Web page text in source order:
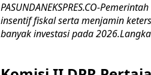
PASUNDANEKSPRES.CO-
insentif fiskal serta menjamin
banyak investasi pada